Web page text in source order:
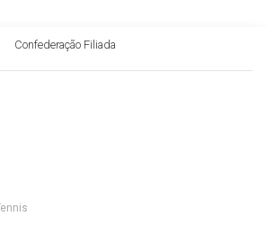
Confederação Filiada